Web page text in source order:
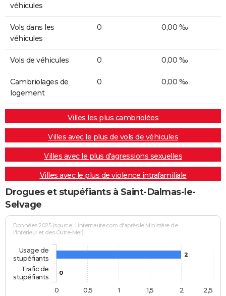
véhicules
Vols dans les
véhicules
0 0,00 ‰
Vols de véhicules 0 0,00 ‰
Cambriolages de
logement
0 0,00 ‰
Villes les plus cambriolées
Villes avec le plus de vols de véhicules
Villes avec le plus d'agressions sexuelles
Villes avec le plus de violence intrafamiliale
Drogues et stupéfiants à Saint-Dalmas-le-
Selvage
Données 2025 (source : Linternaute.com d'après le Ministère de
l'Intérieur et des Outre-Mer)
2
0
Usage de
stupéfiants
Trafic de
stupéfiants
0
0,5 1 1,5 2 2,5